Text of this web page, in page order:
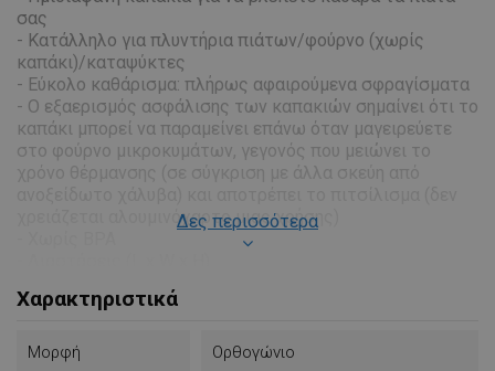
σας
- Κατάλληλο για πλυντήρια πιάτων/φούρνο (χωρίς
καπάκι)/καταψύκτες
- Εύκολο καθάρισμα: πλήρως αφαιρούμενα σφραγίσματα
- Ο εξαερισμός ασφάλισης των καπακιών σημαίνει ότι το
καπάκι μπορεί να παραμείνει επάνω όταν μαγειρεύετε
στο φούρνο μικροκυμάτων, γεγονός που μειώνει το
χρειάζεται αλουμινόχαρτο μιας χρήσης)
Μεσαίο: 14,6 x 19 x 7,3 cm
- Υλικό: - Ανοξείδωτο ατσάλι, πολυπροπυλένιο, σιλικόνη
Δες περισσότερα
Χαρακτηριστικά
Μορφή Ορθογώνιο